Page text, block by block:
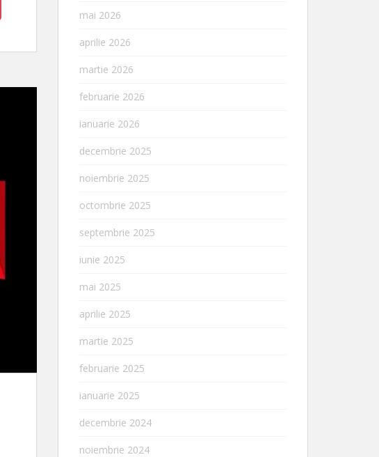
mai 2026
aprilie 2026
martie 2026
februarie 2026
ianuarie 2026
decembrie 2025
noiembrie 2025
octombrie 2025
septembrie 2025
iunie 2025
mai 2025
aprilie 2025
martie 2025
februarie 2025
ianuarie 2025
decembrie 2024
noiembrie 2024